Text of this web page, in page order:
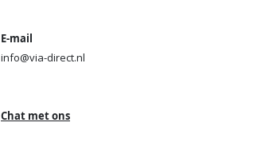
E-mail
info@via-direct.nl
Chat met ons